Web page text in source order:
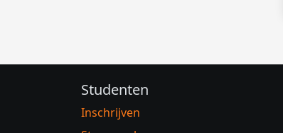
Studenten
Inschrijven